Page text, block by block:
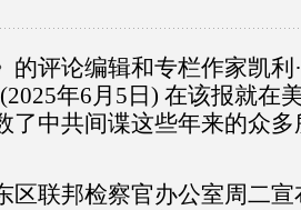
的评论编辑和专栏作家凯
年6月5日) 在该报就在
了中共间谍这些年来的众
区联邦检察官办公室周二